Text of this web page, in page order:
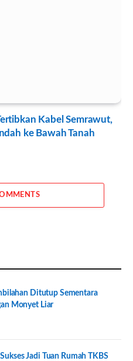
Kabel Semrawut,
ke Bawah Tanah
Ditutup Sementara
Monyet Liar
Jadi Tuan Rumah TKBS